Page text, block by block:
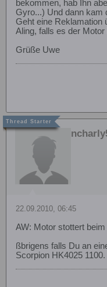
bekommen, hab Ihn
Gyro...) Und dann kam
Geht eine Reklamation
Aling, falls es der Motor
Grüße Uwe
22.09.2010, 06:45
AW: Motor stottert
ßbrigens falls Du an
Scorpion HK4025 1100.